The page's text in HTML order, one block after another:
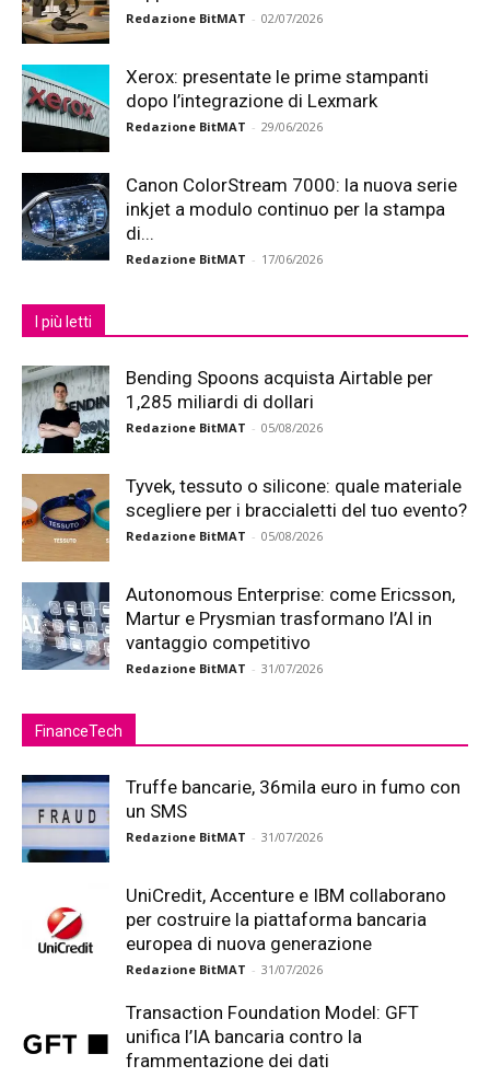
Redazione BitMAT - 02/07/2026
Xerox: presentate le prime stampanti
dopo l’integrazione di Lexmark
Redazione BitMAT - 29/06/2026
Canon ColorStream 7000: la nuova serie
inkjet a modulo continuo per la stampa
di...
Redazione BitMAT - 17/06/2026
I più letti
Bending Spoons acquista Airtable per
1,285 miliardi di dollari
Redazione BitMAT - 05/08/2026
Tyvek, tessuto o silicone: quale materiale
scegliere per i braccialetti del tuo evento?
Redazione BitMAT - 05/08/2026
Autonomous Enterprise: come Ericsson,
Martur e Prysmian trasformano l’AI in
vantaggio competitivo
Redazione BitMAT - 31/07/2026
FinanceTech
Truffe bancarie, 36mila euro in fumo con
un SMS
Redazione BitMAT - 31/07/2026
UniCredit, Accenture e IBM collaborano
per costruire la piattaforma bancaria
europea di nuova generazione
Redazione BitMAT - 31/07/2026
Transaction Foundation Model: GFT
unifica l’IA bancaria contro la
frammentazione dei dati